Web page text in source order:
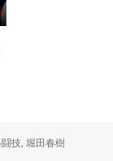
技,堀田春樹